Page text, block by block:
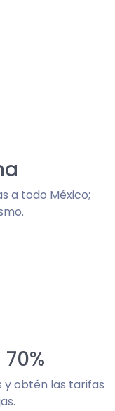
a todo México;
y obtén las tarifas